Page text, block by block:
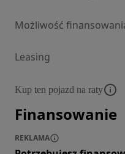
Możliwość
Leasing
Kup ten pojazd na raty
Finansowanie
REKLAMA